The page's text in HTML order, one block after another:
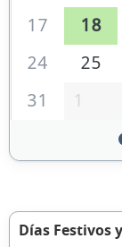
17
18
24
25
31
1
Días Festivos